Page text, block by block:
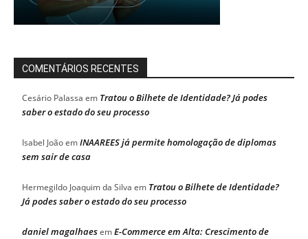
COMENTÁRIOS RECENTES
Cesário Palassa em Tratou o Bilhete de Identidade? Já podes
saber o estado do seu processo
Isabel JoãoemINAAREES já permite homologação de diplomas
sem sair de casa
Hermegildo Joaquim da Silva em Tratou o Bilhete de Identidade?
Já podes saber o estado do seu processo
daniel magalhaesemE-Commerce em Alta: Crescimento de